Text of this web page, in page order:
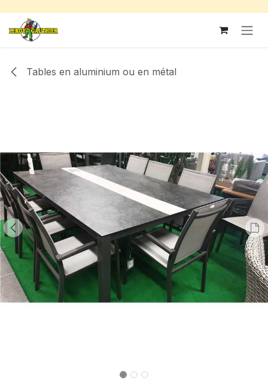
Se rendre au contenu
Tables en aluminium ou en métal